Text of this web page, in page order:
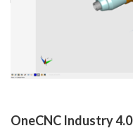
OneCNC Industry 4.0